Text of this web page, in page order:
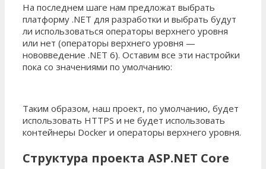
На последнем шаге нам предложат выбрать
платформу .NET для разработки и выбрать будут
ли использоваться операторы верхнего уровня
или нет (операторы верхнего уровня —
нововведение .NET 6). Оставим все эти настройки
пока со значениями по умолчанию:
Таким образом, наш проект, по умолчанию, будет
использовать HTTPS и не будет использовать
контейнеры Docker и операторы верхнего уровня.
Структура проекта ASP.NET Core